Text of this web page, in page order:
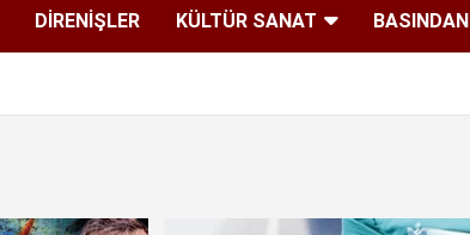
DİRENİŞLER KÜLTÜR SANAT BASINDAN